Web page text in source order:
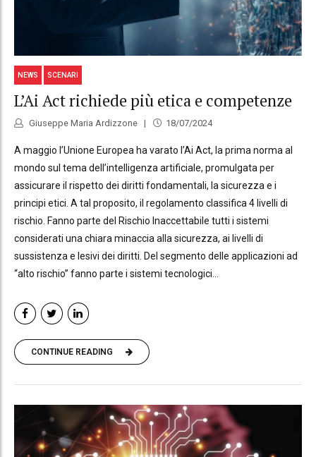
NEWS SCENARI
L’Ai Act richiede più etica e competenze
Giuseppe Maria Ardizzone 18/07/2024
A maggio l’Unione Europea ha varato l’Ai Act, la prima norma al
mondo sul tema dell’intelligenza artificiale, promulgata per
assicurare il rispetto dei diritti fondamentali, la sicurezza e i
principi etici. A tal proposito, il regolamento classifica 4 livelli di
rischio. Fanno parte del Rischio Inaccettabile tutti i sistemi
considerati una chiara minaccia alla sicurezza, ai livelli di
sussistenza e lesivi dei diritti. Del segmento delle applicazioni ad
“alto rischio” fanno parte i sistemi tecnologici...
CONTINUE READING